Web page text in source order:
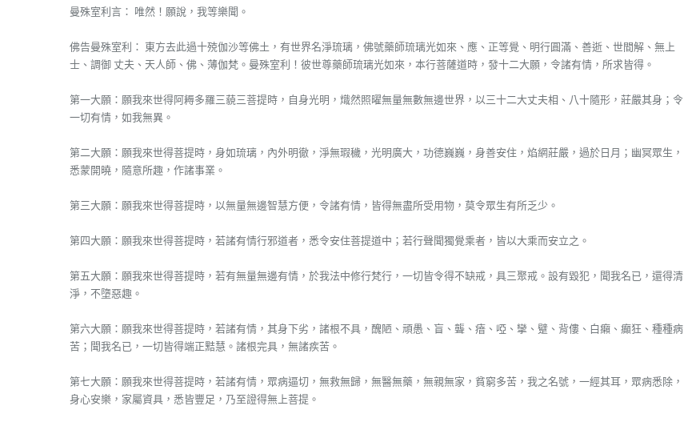
曼殊室利言： 唯然！願說，我等樂聞。
佛告曼殊室利： 東方去此過十殑伽沙等佛土，有世界名淨琉璃，佛號藥師琉璃光如來、應、正等覺、明行圓滿、善逝、世間解、無上
士、調御 丈夫、天人師、佛、薄伽梵。曼殊室利！彼世尊藥師琉璃光如來，本行菩薩道時，發十二大願，令諸有情，所求皆得。
第一大願：願我來世得阿耨多羅三藐三菩提時，自身光明，熾然照曜無量無數無邊世界，以三十二大丈夫相、八十隨形，莊嚴其身；令
一切有情，如我無異。
第二大願：願我來世得菩提時，身如琉璃，內外明徹，淨無瑕穢，光明廣大，功德巍巍，身善安住，焰網莊嚴，過於日月；幽冥眾生，
悉蒙開曉，隨意所趣，作諸事業。
第三大願：願我來世得菩提時，以無量無邊智慧方便，令諸有情，皆得無盡所受用物，莫令眾生有所乏少。
第四大願：願我來世得菩提時，若諸有情行邪道者，悉令安住菩提道中；若行聲聞獨覺乘者，皆以大乘而安立之。
第五大願：願我來世得菩提時，若有無量無邊有情，於我法中修行梵行，一切皆令得不缺戒，具三聚戒。設有毀犯，聞我名已，還得清
淨，不墮惡趣。
第六大願：願我來世得菩提時，若諸有情，其身下劣，諸根不具，醜陋、頑愚、盲、聾、瘖、啞、攣、躄、背僂、白癩、癲狂、種種病
苦；聞我名已，一切皆得端正黠慧。諸根完具，無諸疾苦。
第七大願：願我來世得菩提時，若諸有情，眾病逼切，無救無歸，無醫無藥，無親無家，貧窮多苦，我之名號，一經其耳，眾病悉除，
身心安樂，家屬資具，悉皆豐足，乃至證得無上菩提。